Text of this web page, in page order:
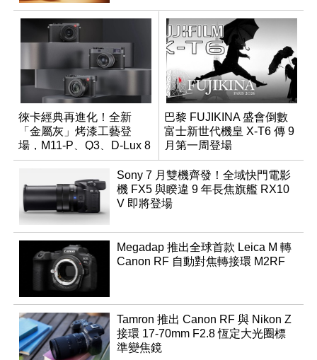
徠卡經典再進化！全新
「金屬灰」烤漆工藝登
場，M11-P、Q3、D-Lux 8
領銜換裝
巴黎 FUJIKINA 盛會倒數
富士新世代機皇 X-T6 傳 9
月第一周登場
Sony 7 月雙機齊發！全域快門電影
機 FX5 與睽違 9 年長焦旗艦 RX10
V 即將登場
Megadap 推出全球首款 Leica M 轉
Canon RF 自動對焦轉接環 M2RF
Tamron 推出 Canon RF 與 Nikon Z
接環 17-70mm F2.8 恆定大光圈標
準變焦鏡